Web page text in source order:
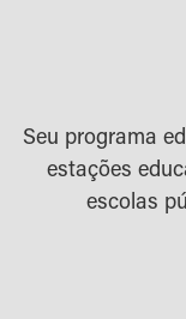
Seu programa
estações
escolas